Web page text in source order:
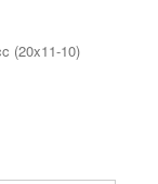
(20x11-10)